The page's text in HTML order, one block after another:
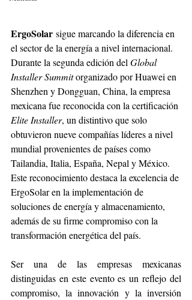
ErgoSolar sigue marcando la diferencia en
el sector de la energía a nivel internacional.
Durante la segunda edición del Global
Installer Summit organizado por Huawei en
Shenzhen y Dongguan, China, la empresa
mexicana fue reconocida con la certificación
Elite Installer, un distintivo que solo
obtuvieron nueve compañías líderes a nivel
mundial provenientes de países como
Tailandia, Italia, España, Nepal y México.
Este reconocimiento destaca la excelencia de
ErgoSolar en la implementación de
soluciones de energía y almacenamiento,
además de su firme compromiso con la
transformación energética del país.
Ser una de las empresas mexicanas
distinguidas en este evento es un reflejo del
compromiso, la innovación y la inversión